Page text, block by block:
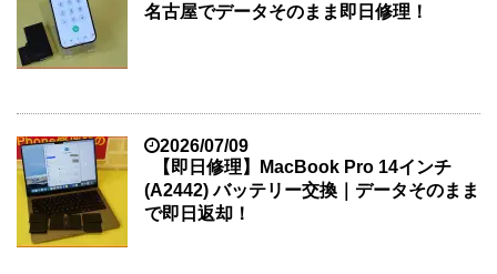
名古屋でデータそのまま即日修理！
2026/07/09
【即日修理】MacBook Pro 14インチ
(A2442) バッテリー交換｜データそのまま
で即日返却！